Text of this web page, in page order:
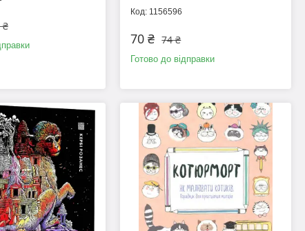
₴
1156596
74 ₴
70 ₴
Готово до відправки